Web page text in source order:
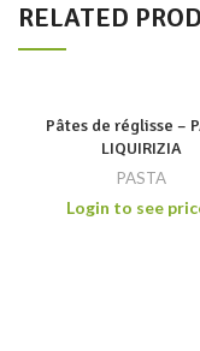
RELATED
Pâtes de réglisse –
LIQUIRIZIA
PASTA
Login to see